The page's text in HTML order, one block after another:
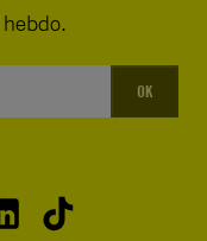
OK